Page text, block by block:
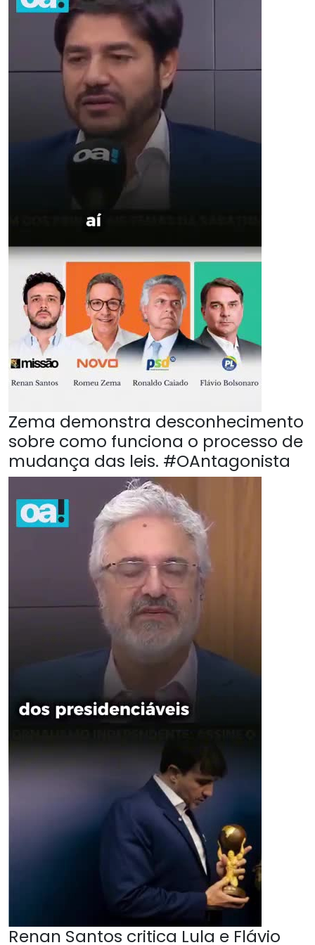
Zema demonstra desconhecimento
sobre como funciona o processo de
mudança das leis. #OAntagonista
Renan Santos critica Lula e Flávio